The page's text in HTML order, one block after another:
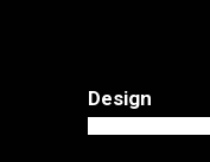
Design